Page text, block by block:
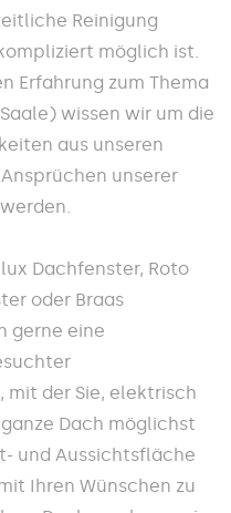
Reinigung
möglich ist.
Erfahrung zum Thema
wissen wir um die
aus unseren
unserer
Dachfenster, Roto
oder Braas
gerne eine
mit der Sie, elektrisch
Dach möglichst
und Aussichtsfläche
Ihren Wünschen zu